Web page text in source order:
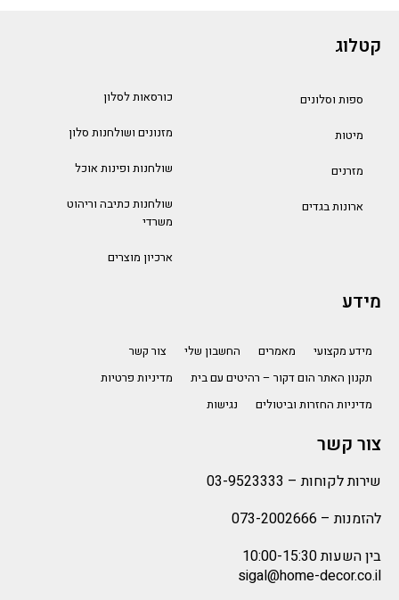
קטלוג
ספות וסלונים
מיטות
מזרנים
ארונות בגדים
כורסאות לסלון
מזנונים ושולחנות סלון
שולחנות ופינות אוכל
שולחנות כתיבה וריהוט
משרדי
ארכיון מוצרים
מידע
מידע מקצועי מאמרים החשבון שלי
צור קשר
תקנון האתר הום דקור – רהיטים עם בית
מדיניות פרטיות
מדיניות החזרות וביטולים
נגישות
צור קשר
שירות לקוחות – 03-9523333
להזמנות – 073-2002666
בין השעות 10:00-15:30
sigal@home-decor.co.il